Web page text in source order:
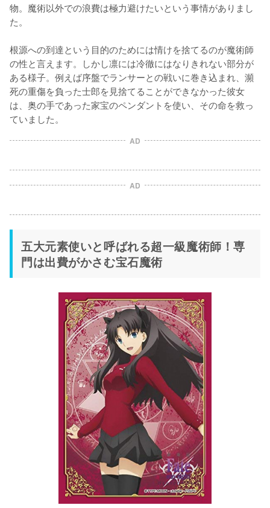
物。魔術以外での浪費は極力避けたいという事情がありまし
た。
根源への到達という目的のためには情けを捨てるのが魔術師
の性と言えます。しかし凛には冷徹にはなりきれない部分が
ある様子。例えば序盤でランサーとの戦いに巻き込まれ、瀕
死の重傷を負った士郎を見捨てることができなかった彼女
は、奥の手であった家宝のペンダントを使い、その命を救っ
ていました。
AD
AD
五大元素使いと呼ばれる超一級魔術師！専
門は出費がかさむ宝石魔術